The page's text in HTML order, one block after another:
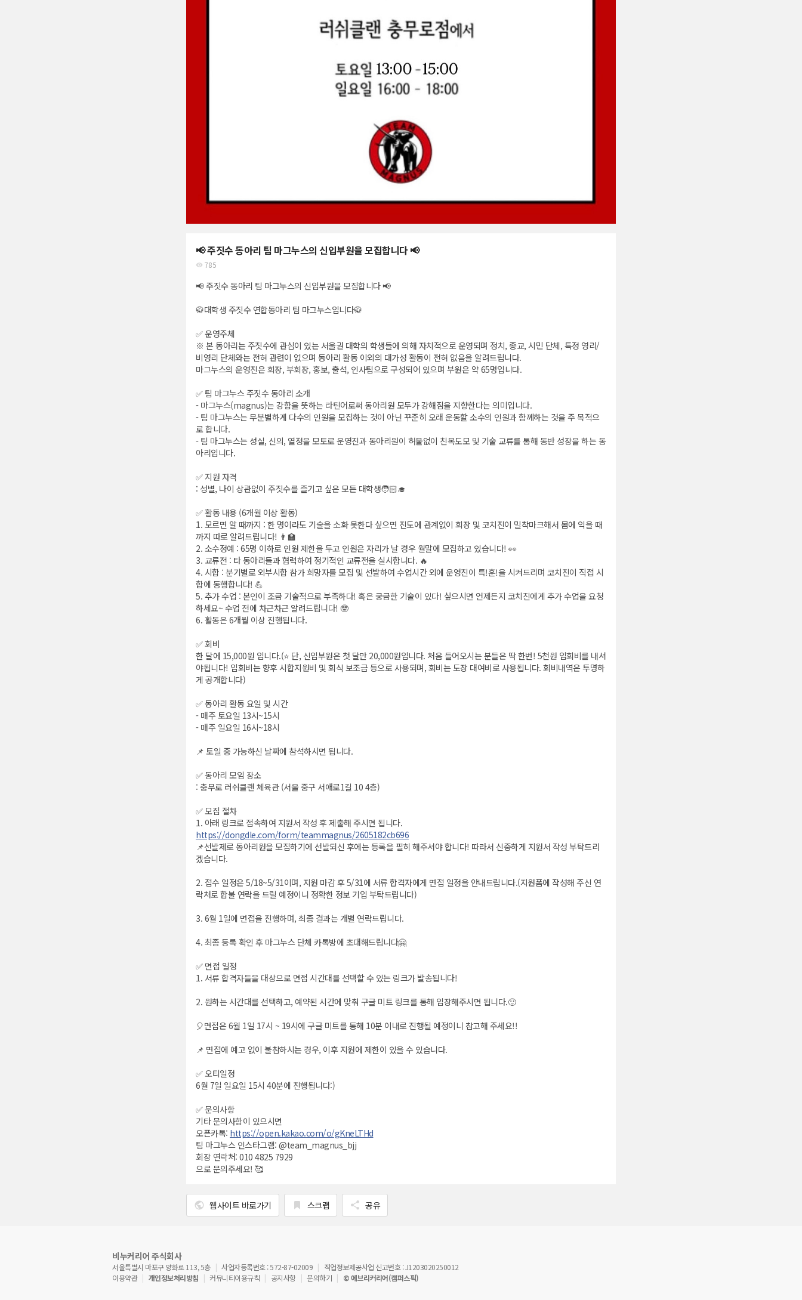
📢 주짓수 동아리 팀 마그누스의 신입부원을 모집합니다 📢
785
📢 주짓수 동아리 팀 마그누스의 신입부원을 모집합니다 📢
🥋대학생 주짓수 연합동아리 팀 마그누스입니다🥋
✅ 운영주체
※ 본 동아리는 주짓수에 관심이 있는 서울권 대학의 학생들에 의해 자치적으로 운영되며 정치, 종교, 시민 단체, 특정 영리/
비영리 단체와는 전혀 관련이 없으며 동아리 활동 이외의 대가성 활동이 전혀 없음을 알려드립니다.
마그누스의 운영진은 회장, 부회장, 홍보, 출석, 인사팀으로 구성되어 있으며 부원은 약 65명입니다.
✅ 팀 마그누스 주짓수 동아리 소개
- 마그누스(magnus)는 강함을 뜻하는 라틴어로써 동아리원 모두가 강해짐을 지향한다는 의미입니다.
- 팀 마그누스는 무분별하게 다수의 인원을 모집하는 것이 아닌 꾸준히 오래 운동할 소수의 인원과 함께하는 것을 주 목적으
로 합니다.
- 팀 마그누스는 성실, 신의, 열정을 모토로 운영진과 동아리원이 허물없이 친목도모 및 기술 교류를 통해 동반 성장을 하는 동
아리입니다.
✅ 지원 자격
: 성별, 나이 상관없이 주짓수를 즐기고 싶은 모든 대학생🧑🏻‍🎓
✅ 활동 내용 (6개월 이상 활동)
1. 모르면 알 때까지 : 한 명이라도 기술을 소화 못한다 싶으면 진도에 관계없이 회장 및 코치진이 밀착마크해서 몸에 익을 때
까지 따로 알려드립니다! 👨‍🏫
2. 소수정예 : 65명 이하로 인원 제한을 두고 인원은 자리가 날 경우 월말에 모집하고 있습니다! 👀
3. 교류전 : 타 동아리들과 협력하여 정기적인 교류전을 실시합니다. 🔥
4. 시합 : 분기별로 외부시합 참가 희망자를 모집 및 선발하여 수업시간 외에 운영진이 특!훈!을 시켜드리며 코치진이 직접 시
합에 동행합니다! 💪
5. 추가 수업 : 본인이 조금 기술적으로 부족하다! 혹은 궁금한 기술이 있다! 싶으시면 언제든지 코치진에게 추가 수업을 요청
하세요~ 수업 전에 차근차근 알려드립니다! 🤓
6. 활동은 6개월 이상 진행됩니다.
✅ 회비
한 달에 15,000원 입니다.(⭐️ 단, 신입부원은 첫 달만 20,000원입니다. 처음 들어오시는 분들은 딱 한번! 5천원 입회비를 내셔
야됩니다! 입회비는 향후 시합지원비 및 회식 보조금 등으로 사용되며, 회비는 도장 대여비로 사용됩니다. 회비내역은 투명하
게 공개합니다)
✅ 동아리 활동 요일 및 시간
- 매주 토요일 13시~15시
- 매주 일요일 16시~18시
📌 토일 중 가능하신 날짜에 참석하시면 됩니다.
✅ 동아리 모임 장소
: 충무로 러쉬클랜 체육관 (서울 중구 서애로1길 10 4층)
✅ 모집 절차
1. 아래 링크로 접속하여 지원서 작성 후 제출해 주시면 됩니다.
https://dongdle.com/form/teammagnus/2605182cb696
📌선발제로 동아리원을 모집하기에 선발되신 후에는 등록을 필히 해주셔야 합니다! 따라서 신중하게 지원서 작성 부탁드리
겠습니다.
2. 접수 일정은 5/18~5/31이며, 지원 마감 후 5/31에 서류 합격자에게 면접 일정을 안내드립니다.(지원폼에 작성해 주신 연
락처로 합불 연락을 드릴 예정이니 정확한 정보 기입 부탁드립니다)
3. 6월 1일에 면접을 진행하며, 최종 결과는 개별 연락드립니다.
4. 최종 등록 확인 후 마그누스 단체 카톡방에 초대해드립니다🤗
✅ 면접 일정
1. 서류 합격자들을 대상으로 면접 시간대를 선택할 수 있는 링크가 발송됩니다!
2. 원하는 시간대를 선택하고, 예약된 시간에 맞춰 구글 미트 링크를 통해 입장해주시면 됩니다.🙂
🎈면접은 6월 1일 17시 ~ 19시에 구글 미트를 통해 10분 이내로 진행될 예정이니 참고해 주세요!!
📌 면접에 예고 없이 불참하시는 경우, 이후 지원에 제한이 있을 수 있습니다.
✅ 오티일정
6월 7일 일요일 15시 40분에 진행됩니다:)
✅ 문의사항
기타 문의사항이 있으시면
오픈카톡: https://open.kakao.com/o/gKneLTHd
팀 마그누스 인스타그램: @team_magnus_bjj
회장 연락처: 010 4825 7929
으로 문의주세요! 🥰
웹사이트 바로가기 스크랩 공유
비누커리어 주식회사
서울특별시 마포구 양화로 113, 5층 사업자등록번호 : 572-87-02009
직업정보제공사업 신고번호 : J1203020250012
이용약관
개인정보처리방침 커뮤니티이용규칙 공지사항 문의하기 © 에브리커리어(캠퍼스픽)